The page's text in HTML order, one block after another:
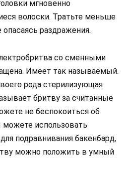
мгновенно
волоски. Тратьте меньше
раздражения.
со сменными
Имеет так называемый.
рода стерилизующая
бритву за считанные
не беспокоиться об
можете использовать
подравнивания бакенбард,
можно положить в умный